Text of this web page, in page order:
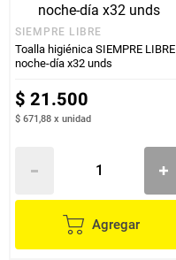
SIEMPRE LIBRE
Toalla higiénica SIEMPRE LIBRE
noche-día x32 unds
$ 21.500
$ 671,88 x unidad
Agregar